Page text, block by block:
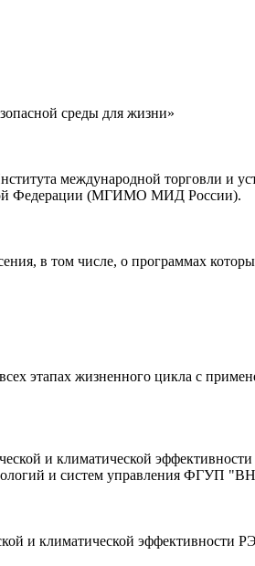
среды для жизни»
международной торговли и
Федерации (МГИМО МИД России).
в том числе, о программах
этапах жизненного цикла с
и климатической
и систем управления ФГУП
и климатической эффективности